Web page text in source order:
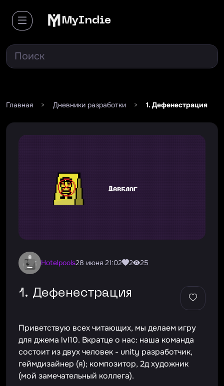
MyIndie
Главная > Дневники разработки > 1. Дефенестрация
hotelpools28 июня 21:02 2 25
1. Дефенестрация
Приветствую всех читающих, мы делаем игру
для джема lvl10. Вкратце о нас: наша команда
состоит из двух человек - unity разработчик,
геймдизайнер (я); композитор, 2д художник
(мой замечательный коллега).